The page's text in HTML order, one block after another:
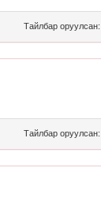
Тайлбар оруулсан:
Тайлбар оруулсан: